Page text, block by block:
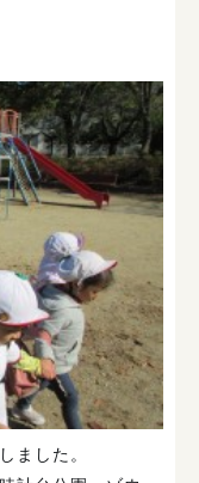
ました。